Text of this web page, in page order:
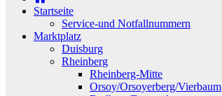
Startseite
Service-und Notfallnummern
Marktplatz
Duisburg
Rheinberg
Rheinberg-Mitte
Orsoy/Orsoyerberg/Vierbaum